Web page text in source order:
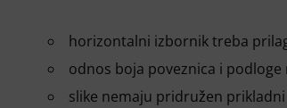
horizontalni izbornik treba
odnos boja poveznica i
slike nemaju pridružen